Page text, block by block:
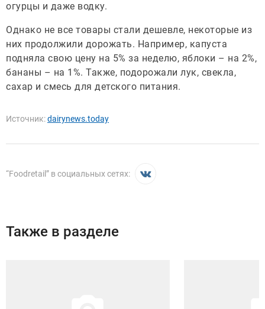
огурцы и даже водку.
Однако не все товары стали дешевле, некоторые из
них продолжили дорожать. Например, капуста
подняла свою цену на 5% за неделю, яблоки – на 2%,
бананы – на 1%. Также, подорожали лук, свекла,
сахар и смесь для детского питания.
Источник:dairynews.today
“Foodretail” в социальных сетях:
Также в разделе